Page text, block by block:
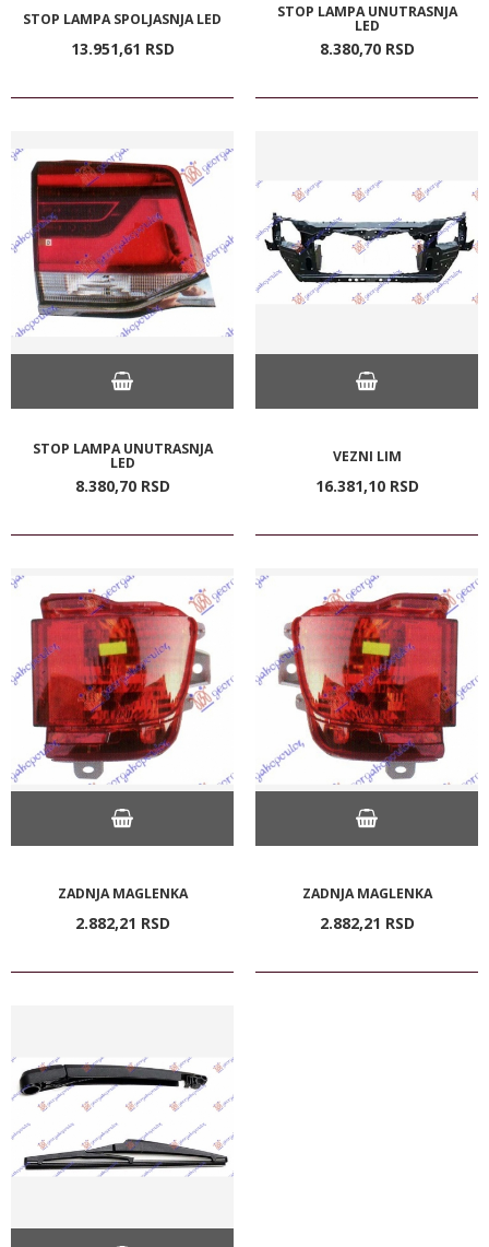
STOP LAMPA SPOLJASNJA LED
13.951,61 RSD
STOP LAMPA UNUTRASNJA
LED
8.380,70 RSD
STOP LAMPA UNUTRASNJA
LED
8.380,70 RSD
VEZNI LIM
16.381,10 RSD
ZADNJA MAGLENKA
2.882,21 RSD
ZADNJA MAGLENKA
2.882,21 RSD